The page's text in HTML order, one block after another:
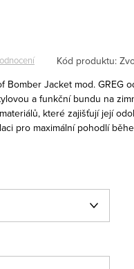
Kód produktu:
Bomber Jacket mod. GREG
a funkční bundu na
které zajišťují její
pro maximální pohodlí